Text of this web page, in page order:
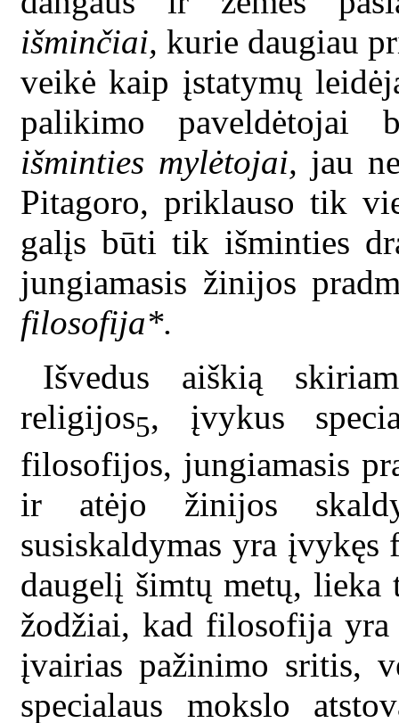
išminčiai, kurie daugiau
veikė kaip įstatymų
palikimo paveldėtojai
išminties mylėtojai, jau
Pitagoro, priklauso tik
galįs būti tik išminties
jungiamasis žinijos
filosofija*.
Išvedus aiškią
religijos5, įvykus
filosofijos, jungiamasis
ir atėjo žinijos
susiskaldymas yra
daugelį šimtų metų,
žodžiai, kad filosofija
įvairias pažinimo sritis,
specialaus mokslo